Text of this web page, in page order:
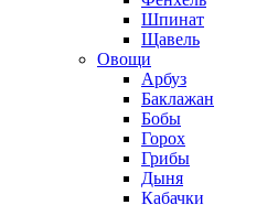
Шпинат
Щавель
Овощи
Арбуз
Баклажан
Бобы
Горох
Грибы
Дыня
Кабачки